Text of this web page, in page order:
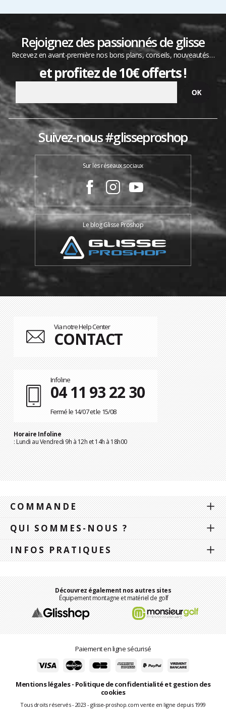
Rejoignez des passionnés de glisse
Recevez en avant-première nos bons plans, conseils, nouveautés…
et profitez de 10€ offerts !
Suivez-nous #glisseproshop
Sur les réseaux sociaux
Le blog Glisse Proshop
Via notre Help Center
CONTACT
Infoline
04 11 93 22 30
Fermé le 14/07 et le 15/08
Horaire Infoline
: Lundi au Vendredi 9h à 12h et 14h à 18h00
COMMANDE
QUI SOMMES-NOUS ?
INFOS PRATIQUES
Découvrez également nos autres sites
Équipement montagne et matériel de golf
Paiement en ligne sécurisé
Mentions légales- Politique de confidentialité et gestion des
cookies
Tous droits réservés - 2023 - glisse-proshop.com vente en ligne depuis 1999